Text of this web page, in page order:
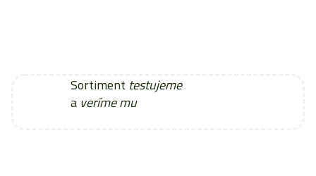
Sortiment testujeme
averíme mu